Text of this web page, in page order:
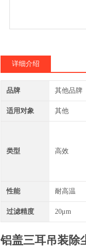
详细介绍
品牌 其他品牌
适用对象 其他
类型 高效
性能 耐高温
过滤精度 20μm
铝盖三耳吊装除